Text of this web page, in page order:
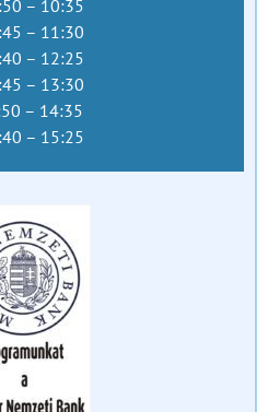
– 10:35
– 11:30
– 12:25
– 13:30
– 14:35
– 15:25